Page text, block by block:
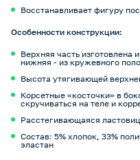
Восстанавливает фигуру
Особенности конструкции:
Верхняя часть изготовлена
нижняя - из кружевного
Высота утягивающей
Корсетные «косточки» в
скручиваться на теле и
Расстегивающаяся
Состав: 5% хлопок, 33%
эластан